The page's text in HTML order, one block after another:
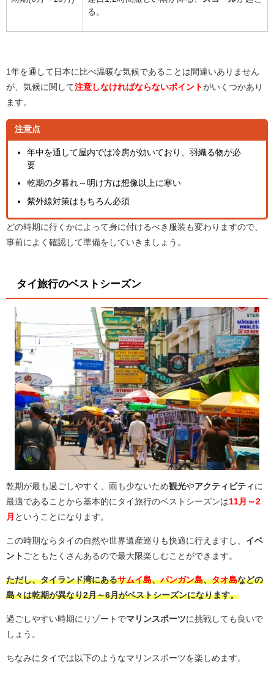
る。
1年を通して日本に比べ温暖な気候であることは間違いありません
が、気候に関して注意しなければならないポイントがいくつかあり
ます。
注意点
年中を通して屋内では冷房が効いており、羽織る物が必
要
乾期の夕暮れ～明け方は想像以上に寒い
紫外線対策はもちろん必須
どの時期に行くかによって身に付けるべき服装も変わりますので、
事前によく確認して準備をしていきましょう。
タイ旅行のベストシーズン
乾期が最も過ごしやすく、雨も少ないため観光やアクティビティ に
最適であることから基本的にタイ旅行のベストシーズンは11月～2
月 ということになります。
この時期ならタイの自然や世界遺産巡りも快適に行えますし、 イベ
ント ごともたくさんあるので最大限楽しむことができます。
ただし、タイランド湾にあるサムイ島、パンガン島、タオ島などの
島々は乾期が異なり2月～6月がベストシーズンになります。
過ごしやすい時期にリゾートでマリンスポーツに挑戦しても良いで
しょう。
ちなみにタイでは以下のようなマリンスポーツを楽しめます。